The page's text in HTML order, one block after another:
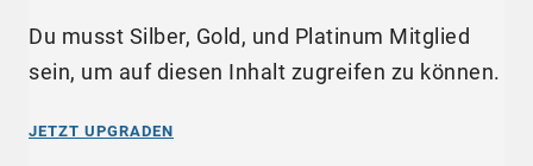
Du musst Silber, Gold, und Platinum Mitglied
sein, um auf diesen Inhalt zugreifen zu können.
JETZT UPGRADEN